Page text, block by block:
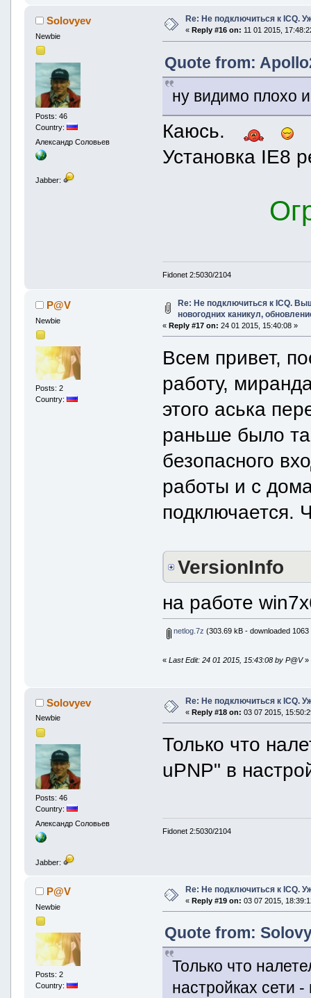
Solovyev
Newbie
Posts: 46
Country:
Александр Соловьев
Jabber:
Re: Не подключиться к ICQ.
« Reply #16 on: 11 01 2015,
Quote from:
ну видимо плохо
Каюсь.
Установка IE8
Fidonet 2:5030/2104
P@V
Newbie
Posts: 2
Country:
Re: Не подключиться к ICQ.
новогодних каникул,
«Reply #17 on: 24 01 2015, 15:40:08 »
Всем привет,
работу,
этого аська
раньше было
безопасного
работы и с
подключается.
VersionInfo
на работе
netlog.7z (303.69 kB - downloaded 1063
«Last Edit: 24 01 2015, 15:43:08 by P@V»
Solovyev
Newbie
Posts: 46
Country:
Александр Соловьев
Jabber:
Re: Не подключиться к ICQ.
« Reply #18 on: 03 07 2015,
Только что
uPNP" в
Fidonet 2:5030/2104
P@V
Newbie
Posts: 2
Country:
Re: Не подключиться к ICQ.
« Reply #19 on: 03 07 2015,
Quote from:
Только что
настройках сети